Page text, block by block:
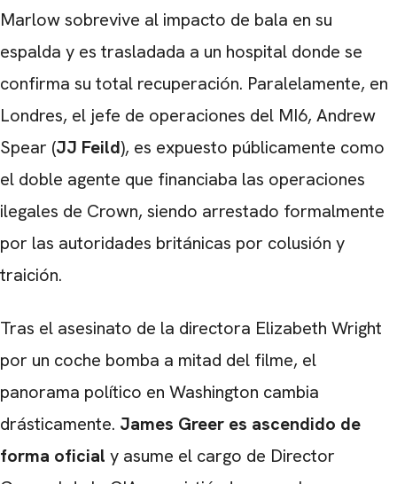
Marlow sobrevive al impacto de bala en su
espalda y es trasladada a un hospital donde se
confirma su total recuperación. Paralelamente, en
Londres, el jefe de operaciones del MI6, Andrew
Spear (JJ Feild), es expuesto públicamente como
el doble agente que financiaba las operaciones
ilegales de Crown, siendo arrestado formalmente
por las autoridades británicas por colusión y
traición.
Tras el asesinato de la directora Elizabeth Wright
por un coche bomba a mitad del filme, el
panorama político en Washington cambia
drásticamente. James Greer es ascendido de
forma oficial y asume el cargo de Director